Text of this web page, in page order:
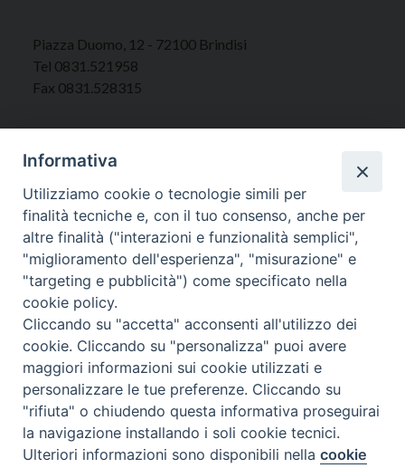
Piazza Duomo, 12 - 72100 Brindisi
Tel 0831.521958
Fax 0831.528315
Mar. / Mer. / Giov. ore 9 - 13
nei mesi estivi solo Martedì ore 9 - 13
WebMail
Copyright © Arcidiocesi di Brindisi – Ostuni
Preferenze Cookie
Informativa
Utilizziamo cookie o tecnologie simili per
finalità tecniche e, con il tuo consenso, anche per
altre finalità ("interazioni e funzionalità semplici",
"miglioramento dell'esperienza", "misurazione" e
"targeting e pubblicità") come specificato nella
cookie policy.
Cliccando su "accetta" acconsenti all'utilizzo dei
cookie. Cliccando su "personalizza" puoi avere
maggiori informazioni sui cookie utilizzati e
personalizzare le tue preferenze. Cliccando su
"rifiuta" o chiudendo questa informativa proseguirai
la navigazione installando i soli cookie tecnici.
Ulteriori informazioni sono disponibili nellacookie